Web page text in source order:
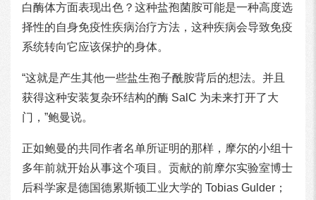
白酶体方面表现出色？这种盐孢菌胺可能是一种高度选
择性的自身免疫性疾病治疗方法，这种疾病会导致免疫
系统转向它应该保护的身体。
“这就是产生其他一些盐生孢子酰胺背后的想法。并且
获得这种安装复杂环结构的酶 SalC 为未来打开了大
门，”鲍曼说。
正如鲍曼的共同作者名单所证明的那样，摩尔的小组十
多年前就开始从事这个项目。贡献的前摩尔实验室博士
后科学家是德国德累斯顿工业大学的 Tobias Gulder；